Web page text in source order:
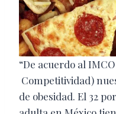
“De acuerdo al
Competitividad)
de obesidad. El 32